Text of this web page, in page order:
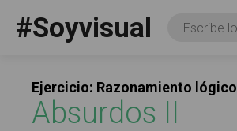
#Soyvisual Consulta
Ejercicio: Razonamiento lógico
Absurdos II
Social
FacebookYouTubeTwitter